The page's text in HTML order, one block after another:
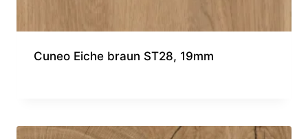
Cuneo Eiche braun ST28, 19mm